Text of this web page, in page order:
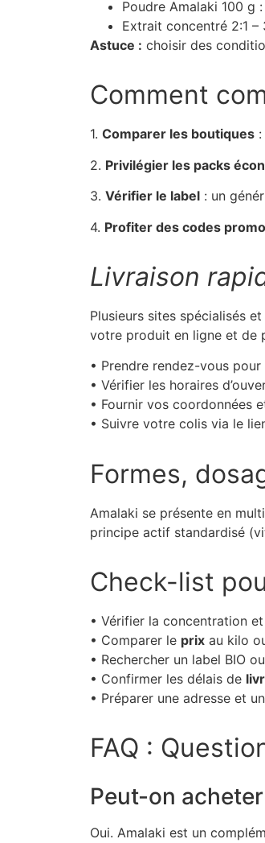
Poudre Amalaki 100 g
Extrait concentré 2:1 –
Astuce : choisir des
Comment
1. Comparer les boutiques
2. Privilégier les packs
3. Vérifier le label : un
4. Profiter des codes promo
Livraison
Plusieurs sites spécialisés
votre produit en ligne et de
• Prendre rendez-vous
• Vérifier les horaires
• Fournir vos coordonnées
• Suivre votre colis via le
Formes,
Amalaki se présente en
principe actif standardisé
Check-list
• Vérifier la concentration
• Comparer le prix au kilo
• Rechercher un label BIO
• Confirmer les délais de
• Préparer une adresse et
FAQ :
Peut-on
Oui. Amalaki est un